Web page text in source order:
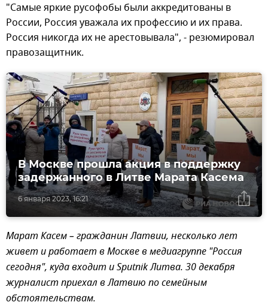
"Самые яркие русофобы были аккредитованы в
России, Россия уважала их профессию и их права.
Россия никогда их не арестовывала", - резюмировал
правозащитник.
6 января 2023, 16:21
В Москве прошла акция в поддержку
задержанного в Литве Марата Касема
Марат Касем – гражданин Латвии, несколько лет
живет и работает в Москве в медиагруппе "Россия
сегодня", куда входит и Sputnik Литва. 30 декабря
журналист приехал в Латвию по семейным
обстоятельствам.